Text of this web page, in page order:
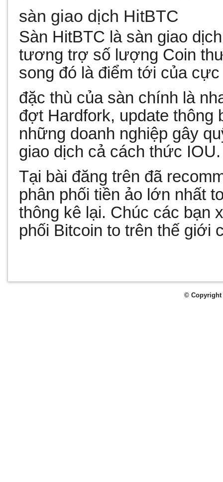
sàn giao dịch HitBTC
Sàn HitBTC là sàn giao
tương trợ số lượng Coin
song đó là điểm tới của
đặc thù của sàn chính là
đợt Hardfork, update thông
những doanh nghiệp gây
giao dịch cả cách thức IOU.
Tại bài đăng trên đã
phân phối tiền ảo lớn nhất
thông kê lại. Chúc các bạn
phối Bitcoin to trên thế giới
© Copyright